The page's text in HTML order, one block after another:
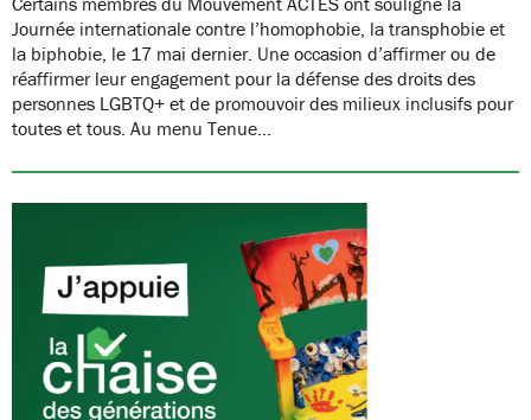
Journée internationale contre l’homophobie, la transphobie et
la biphobie, le 17 mai dernier. Une occasion d’affirmer ou de
réaffirmer leur engagement pour la défense des droits des
personnes LGBTQ+ et de promouvoir des milieux inclusifs pour
toutes et tous. Au menu Tenue…